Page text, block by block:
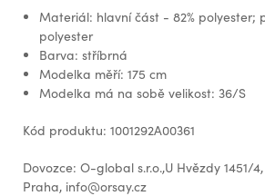
Materiál: hlavní část - 82% polyester;
polyester
Barva: stříbrná
Modelka měří: 175 cm
Modelka má na sobě velikost: 36/S
Kód produktu: 1001292A00361
Dovozce: O-global s.r.o.,U Hvězdy 1451/
Praha, info@orsay.cz